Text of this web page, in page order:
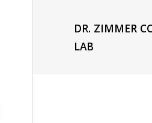
DR. ZIMMER
LAB